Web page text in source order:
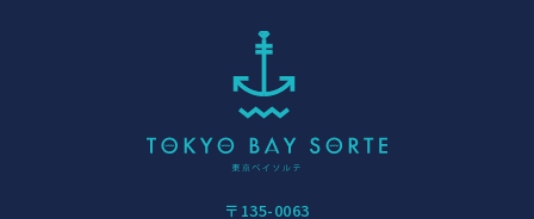
〒135-0063